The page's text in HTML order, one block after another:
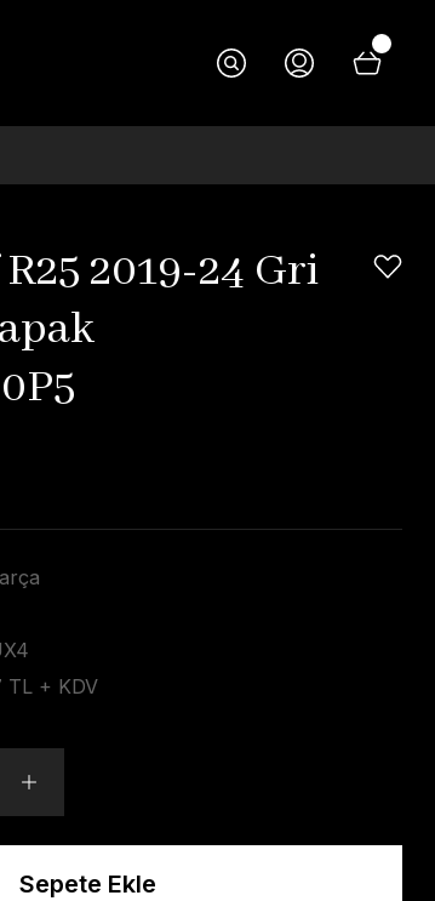
2019-24 Gri
TL + KDV
Sepete Ekle